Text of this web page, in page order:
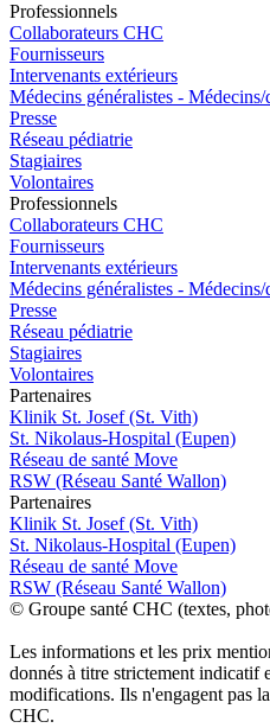
Professionnels
Collaborateurs CHC
Fournisseurs
Intervenants extérieurs
Médecins généralistes - Médecins/
Presse
Réseau pédiatrie
Stagiaires
Volontaires
Professionnels
Collaborateurs CHC
Fournisseurs
Intervenants extérieurs
Médecins généralistes - Médecins/
Presse
Réseau pédiatrie
Stagiaires
Volontaires
Partenaires
Klinik St. Josef (St. Vith)
St. Nikolaus-Hospital (Eupen)
Réseau de santé Move
RSW (Réseau Santé Wallon)
Partenaires
Klinik St. Josef (St. Vith)
St. Nikolaus-Hospital (Eupen)
Réseau de santé Move
RSW (Réseau Santé Wallon)
© Groupe santé CHC (textes,
Les informations et les prix
donnés à titre strictement indicatif
modifications. Ils n'engagent pas
CHC.